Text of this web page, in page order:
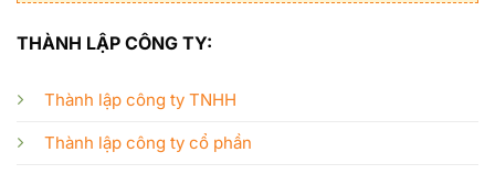
THÀNH LẬP CÔNG TY:
Thành lập công ty TNHH
Thành lập công ty cổ phần